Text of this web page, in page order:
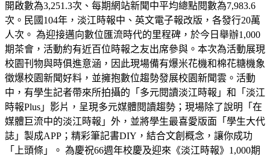
開啟數為3,251.3次、每期網站新聞中平均總點閱數為7,983.6
次。民國104年，淡江時報中、英文電子報改版，各發行20萬
人次。 為迎接邁向數位匯流時代的里程碑，於今日舉辦1,000
期茶會，活動約有近百位時報之友出席參與。本次為活動展現
校園刊物與時俱進意涵，因此現場備有爆米花機和棉花糖機象
徵爆校園新聞好料，並擁抱數位趨勢發展校園新聞雲。活動
中，有學生記者帶來所拍攝的「多元閱讀淡江時報」和「淡江
時報Plus」影片，呈現多元媒體閱讀趨勢；現場除了說明「在
媒體巨流中的淡江時報」外，並將學生最喜愛版面「學生大代
誌」製成APP；精彩筆記書DIY，結合文創概念，讓你成功
「上頭條」。 為慶祝66週年校慶及迎來《淡江時報》1,000期